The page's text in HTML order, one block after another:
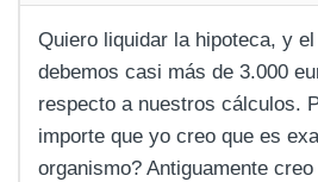
Quiero liquidar la hipoteca, y
debemos casi más de 3.000
respecto a nuestros cálculos.
importe que yo creo que es
organismo? Antiguamente